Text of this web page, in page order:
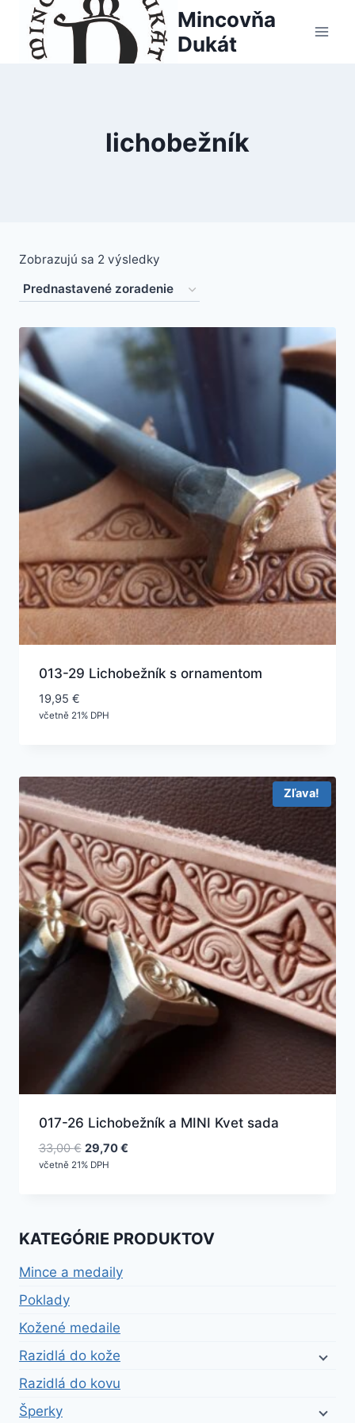
content
Mincovňa
Dukát
lichobežník
Zobrazujú sa 2 výsledky
013-29 Lichobežník s ornamentom
19,95 €
včetně 21% DPH
Zľava!
017-26 Lichobežník a MINI Kvet sada
33,00€ Pôvodná
cena
29,70€Aktuálna
včetně 21% DPH
KATEGÓRIE PRODUKTOV
Mince a medaily
Poklady
Kožené medaile
Razidlá do kože
Razidlá do kovu
Šperky